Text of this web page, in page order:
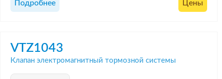
Подробнее Цены
VTZ1043
Клапан электромагнитный тормозной системы